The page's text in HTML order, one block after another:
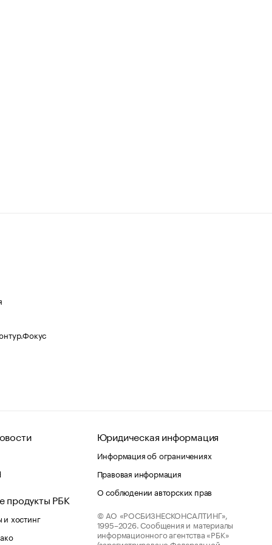
продукты РБК
хостинг
Юридическая информация
Информация об ограничениях
Правовая информация
О соблюдении авторских прав
© АО «РОСБИЗНЕСКОНСАЛТИНГ»,
1995–2026. Сообщения и материалы
информационного агентства «РБК»